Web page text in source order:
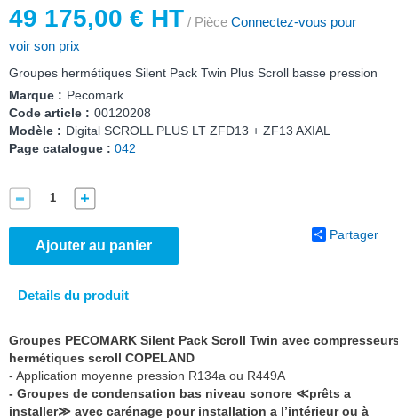
49 175,00 € HT / Pièce Connectez-vous pour
voir son prix
Groupes hermétiques Silent Pack Twin Plus Scroll basse pression
Marque : Pecomark
Code article : 00120208
Modèle : Digital SCROLL PLUS LT ZFD13 + ZF13 AXIAL
Page catalogue : 042
Ajouter au panier
Partager
Details du produit
Groupes PECOMARK Silent Pack Scroll Twin avec
hermétiques scroll COPELAND
- Application moyenne pression R134a ou R449A
- Groupes de condensation bas niveau sonore ≪prêts a
installer≫ avec carénage pour installation a l’intérieur ou à